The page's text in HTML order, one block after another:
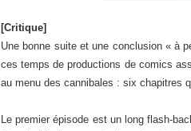
[Critique]
Une bonne suite et une conclusion « à
ces temps de productions de comics
au menu des cannibales : six chapitres
Le premier épisode est un long flash-